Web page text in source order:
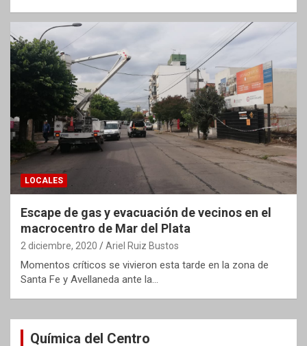
LOCALES
Escape de gas y evacuación de vecinos en el
macrocentro de Mar del Plata
2 diciembre, 2020 Ariel Ruiz Bustos
Momentos críticos se vivieron esta tarde en la zona de
Santa Fe y Avellaneda ante la…
Química del Centro